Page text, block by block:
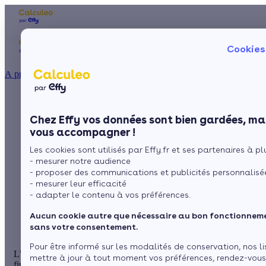
Chez Effy vos données sont bien gardées,
vous accompagner !
Les cookies sont utilisés par Effy.fr et ses partenaires à
- mesurer notre audience
- proposer des communications et publicités
- mesurer leur efficacité
- adapter le contenu à vos préférences.
Aucun cookie autre que nécessaire au bon
sans votre consentement.
Pour être informé sur les modalités de conservation, nos
mettre à jour à tout moment vos préférences, rendez-
À propos
Ma Prime Rénov'
Le chèque énergie
La TVA réduite
L'éco-prêt à taux zéro
Trouver mes aides
Nos conseils
Sol
Fenêtres
Quelles aides pour
l’isolation des
fenêtres ?
L’isolation des fenêtres peut faire l’objet de plusieurs aides